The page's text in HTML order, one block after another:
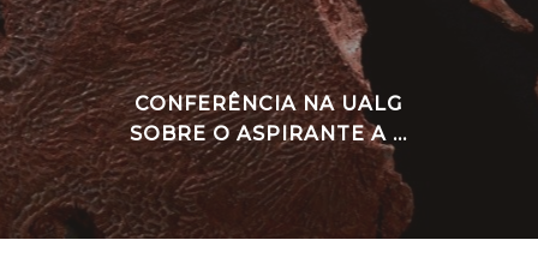
CONFERÊNCIA NA UALG
SOBRE O ASPIRANTE A ...